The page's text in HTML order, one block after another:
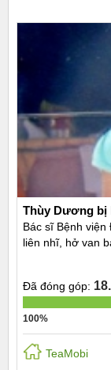
Thùy Dương bị
Bác sĩ Bệnh
liên nhĩ, hở van
Đã đóng góp:
100%
TeaMobi